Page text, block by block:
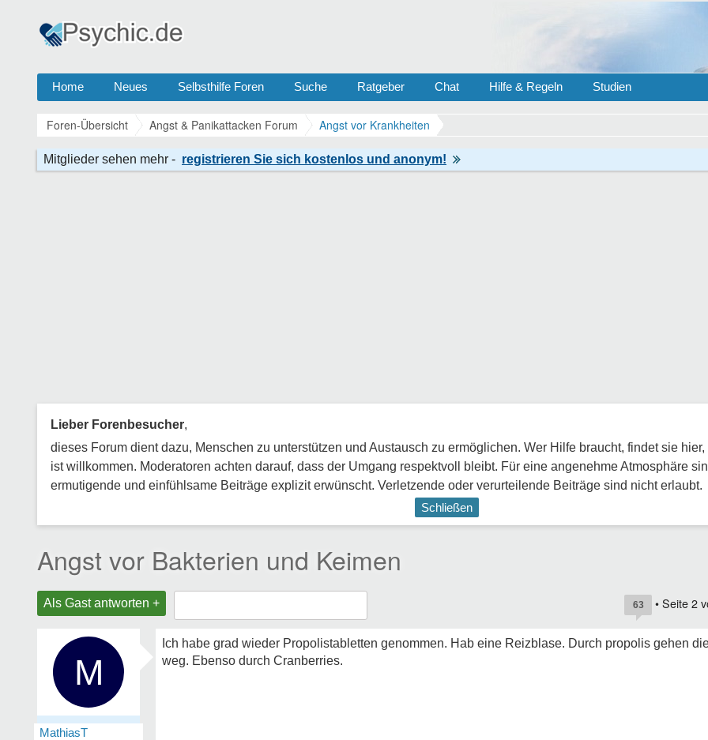
Home Neues Selbsthilfe Foren Suche Ratgeber Chat Hilfe & Regeln Studien
Foren-Übersicht Angst & Panikattacken Forum Angst vor Krankheiten
Lieber Forenbesucher,
dieses Forum dient dazu, Menschen zu unterstützen und Austausch zu ermöglichen. Wer Hilfe braucht, findet sie
ist willkommen. Moderatoren achten darauf, dass der Umgang respektvoll bleibt. Für eine angenehme Atmosphäre
ermutigende und einfühlsame Beiträge explizit erwünscht. Verletzende oder verurteilende Beiträge sind nicht erlaubt.
Schließen
Angst vor Bakterien und Keimen
Als Gast antworten + 63 • Seite 2
M
MathiasT
Ich habe grad wieder Propolistabletten genommen. Hab eine Reizblase. Durch propolis gehen
weg. Ebenso durch Cranberries.